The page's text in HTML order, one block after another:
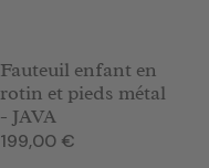
Fauteuil enfant en
rotin et pieds métal
- JAVA
Prix
199,00 €